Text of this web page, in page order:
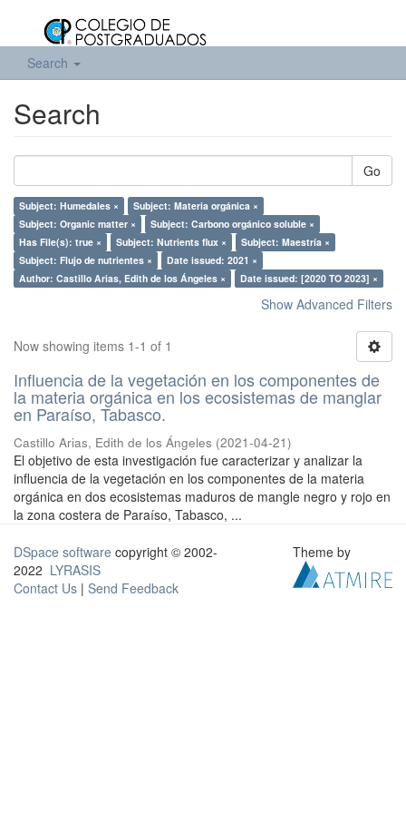
Search
Search
Go
Subject: Humedales ×
Subject: Materia orgánica ×
Subject: Organic matter ×
Subject: Carbono orgánico soluble ×
Has File(s): true ×
Subject: Nutrients flux ×
Subject: Maestría ×
Subject: Flujo de nutrientes ×
Date issued: 2021 ×
Author: Castillo Arias, Edith de los Ángeles ×
Date issued: [2020 TO 2023] ×
Show Advanced Filters
Now showing items 1-1 of 1
Influencia de la vegetación en los componentes de
la materia orgánica en los ecosistemas de manglar
en Paraíso, Tabasco.
Castillo Arias, Edith de los Ángeles (2021-04-21)
El objetivo de esta investigación fue caracterizar y analizar la
influencia de la vegetación en los componentes de la materia
orgánica en dos ecosistemas maduros de mangle negro y rojo en
la zona costera de Paraíso, Tabasco, ...
DSpace software copyright © 2002-
2022 LYRASIS
Contact Us | Send Feedback
Theme by